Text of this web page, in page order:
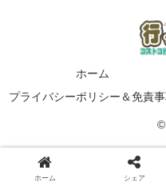
ホーム
プライバシーポリシー＆免責
©
ホーム シェア